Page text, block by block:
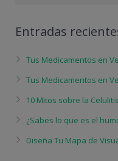
Entradas
Tus Medicamentos en
Tus Medicamentos en
10 Mitos sobre la
¿Sabes lo que es el
Diseña Tu Mapa de